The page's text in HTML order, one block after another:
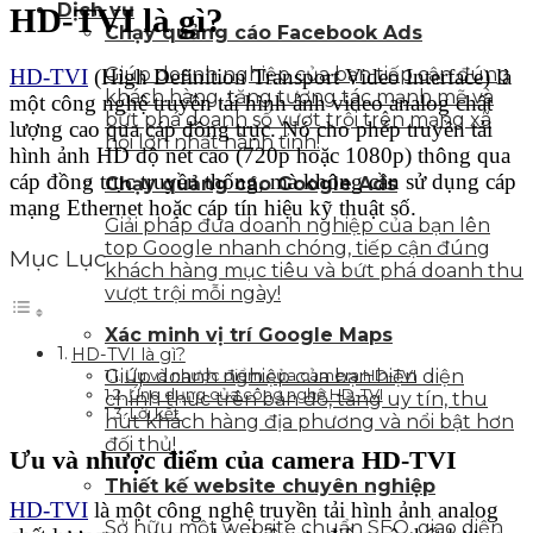
Dịch vụ
Chạy quảng cáo Facebook Ads
Giúp doanh nghiệp của bạn tiếp cận đúng
khách hàng, tăng tương tác mạnh mẽ và
bứt phá doanh số vượt trội trên mạng xã
hội lớn nhất hành tinh!
Chạy quảng cáo Google Ads
Giải pháp đưa doanh nghiệp của bạn lên
top Google nhanh chóng, tiếp cận đúng
khách hàng mục tiêu và bứt phá doanh thu
vượt trội mỗi ngày!
Xác minh vị trí Google Maps
Giúp doanh nghiệp của bạn hiện diện
chính thức trên bản đồ, tăng uy tín, thu
hút khách hàng địa phương và nổi bật hơn
đối thủ!
Thiết kế website chuyên nghiệp
Sở hữu một website chuẩn SEO, giao diện
HD-TVI là gì?
HD-TVI (High Definition Transport Video Interface) là
một công nghệ truyền tải hình ảnh video analog chất
lượng cao qua cáp đồng trục. Nó cho phép truyền tải
hình ảnh HD độ nét cao (720p hoặc 1080p) thông qua
cáp đồng trục truyền thống, mà không cần sử dụng cáp
mạng Ethernet hoặc cáp tín hiệu kỹ thuật số.
Mục Lục
HD-TVI là gì?
Ưu và nhược điểm của camera HD-TVI
Ứng dụng của công nghệ HD-TVI
Lời kết
Ưu và nhược điểm của camera HD-TVI
HD-TVI là một công nghệ truyền tải hình ảnh analog